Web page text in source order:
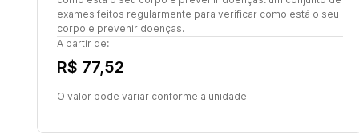
exames feitos regularmente para verificar como está o seu
corpo e prevenir doenças.
A partir de:
R$ 77,52
O valor pode variar conforme a unidade